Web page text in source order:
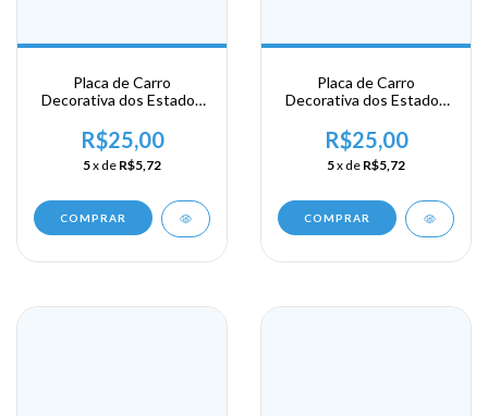
Placa de Carro
Decorativa dos Estados
New York - Harlem
R$25,00
5x de R$5,72
COMPRAR
Placa de Carro
Decorativa dos Estados
New York - Jersey
R$25,00
5x de R$5,72
COMPRAR